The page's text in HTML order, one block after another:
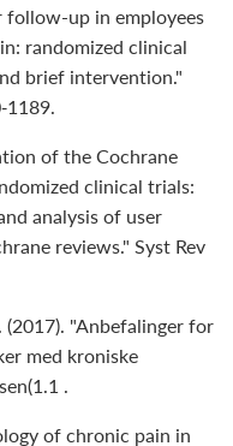
follow-up in employees
randomized clinical
brief intervention."
of the Cochrane
clinical trials:
analysis of user
reviews." Syst Rev
"Anbefalinger for
med kroniske
.
of chronic pain in